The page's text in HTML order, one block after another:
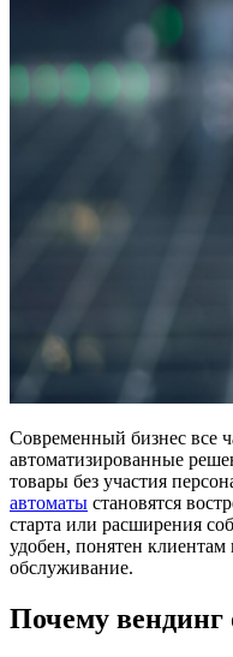
Современный бизнес все
автоматизированные
товары без участия
автоматы становятся
старта или расширения
удобен, понятен клиентам
обслуживание.
Почему вендинг